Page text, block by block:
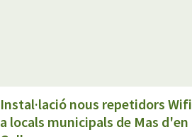
Instal·lació nous repetidors Wifi
a locals municipals de Mas d'en